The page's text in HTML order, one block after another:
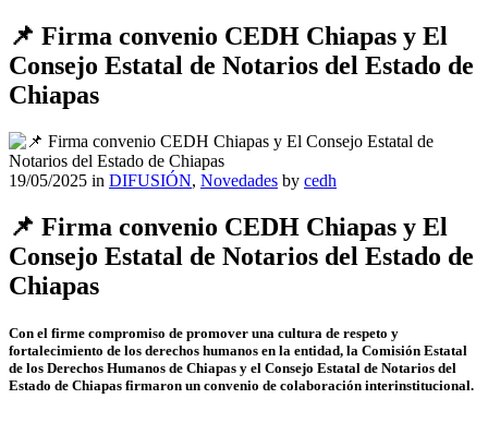
📌 Firma convenio CEDH Chiapas y El
Consejo Estatal de Notarios del Estado de
Chiapas
19/05/2025 in DIFUSIÓN, Novedades by cedh
📌 Firma convenio CEDH Chiapas y El
Consejo Estatal de Notarios del Estado de
Chiapas
Con el firme compromiso de promover una cultura de respeto y
fortalecimiento de los derechos humanos en la entidad, la Comisión Estatal
de los Derechos Humanos de Chiapas y el Consejo Estatal de Notarios del
Estado de Chiapas firmaron un convenio de colaboración interinstitucional.